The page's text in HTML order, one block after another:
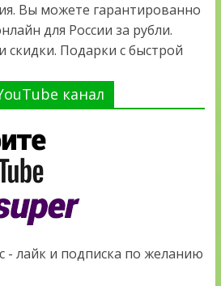
Вы можете гарантированно
для России за рубли.
скидки. Подарки с быстрой
канал
- лайк и подписка по желанию